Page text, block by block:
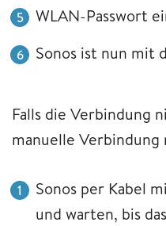
WLAN-Passwort
Sonos ist nun mit
Falls die Verbindung
manuelle Verbindung
Sonos per Kabel
und warten, bis